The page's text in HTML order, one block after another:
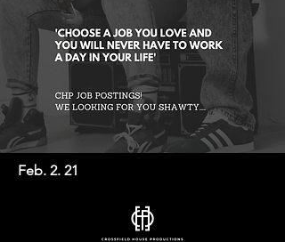
Feb. 2. 21